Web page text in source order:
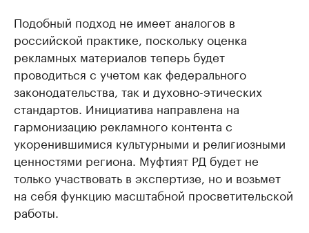
Подобный подход не имеет аналогов в
российской практике, поскольку оценка
рекламных материалов теперь будет
проводиться с учетом как федерального
законодательства, так и духовно-этических
стандартов. Инициатива направлена на
гармонизацию рекламного контента с
укоренившимися культурными и религиозными
ценностями региона. Муфтият РД будет не
только участвовать в экспертизе, но и возьмет
на себя функцию масштабной просветительской
работы.